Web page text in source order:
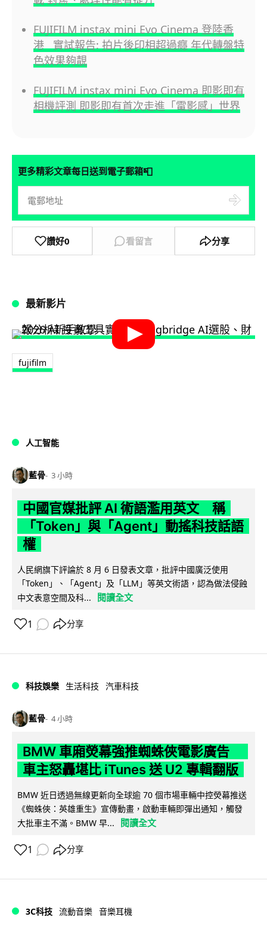
FUJIFILM instax mini Evo Cinema 登陸香
港 實試報告: 拍片後印相超過癮 年代轉盤特
色效果夠靚
FUJIFILM instax mini Evo Cinema 即影即有
相機評測 即影即有首次走進「電影感」世界
更多精彩文章每日送到電子郵箱📮
讚好0 看留言 分享
最新影片
fujifilm
人工智能
藍骨 3 小時
中國官媒批評 AI 術語濫用英文 稱
「Token」與「Agent」動搖科技話語
權
人民網旗下評論於 8 月 6 日發表文章，批評中國廣泛使用
「Token」、「Agent」及「LLM」等英文術語，認為做法侵蝕
中文表意空間及科...
閱讀全文
1 分享
科技娛樂 生活科技 汽車科技
藍骨 4 小時
BMW 車廂熒幕強推蜘蛛俠電影廣告
車主怒轟堪比 iTunes 送 U2 專輯翻版
BMW 近日透過無線更新向全球逾 70 個市場車輛中控熒幕推送
《蜘蛛俠：英雄重生》宣傳動畫，啟動車輛即彈出通知，觸發
大批車主不滿。BMW 早...
閱讀全文
1 分享
3C科技 流動音樂 音樂耳機